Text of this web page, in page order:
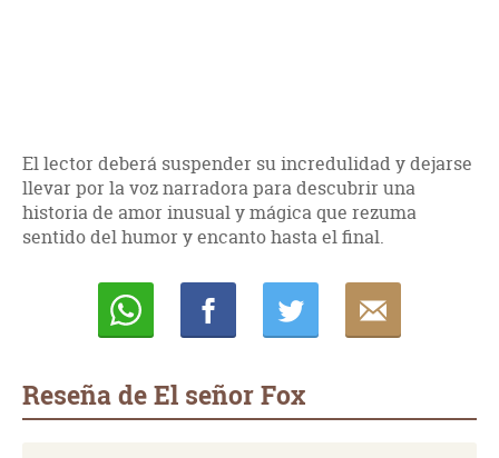
El lector deberá suspender su incredulidad y dejarse
llevar por la voz narradora para descubrir una
historia de amor inusual y mágica que rezuma
sentido del humor y encanto hasta el final.
Reseña de El señor Fox